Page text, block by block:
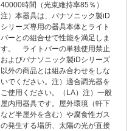
40000時間（光束維持率85％）
注）本器具は、パナソニック製iD
シリーズ専用の器具本体とライト
バーとの組合せで性能を満足しま
す。 ライトバーの単独使用禁止
およびパナソニック製iDシリーズ
以外の商品とは組み合わせをしな
いでください。注）適合調光器を
ご使用ください。（LA）注）一般
屋内用器具です。屋外環境（軒下
など半屋外を含む）や腐食性ガス
の発生する場所、太陽の光が直接